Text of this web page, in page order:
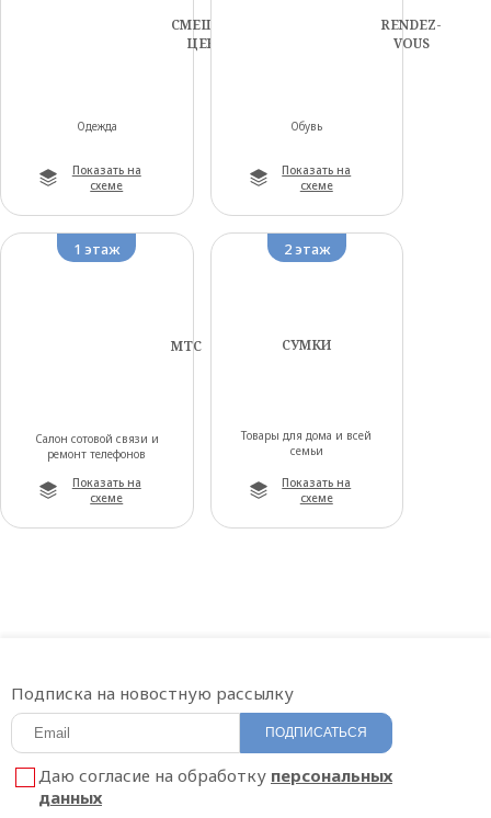
СМЕШНЫЕ
ЦЕНЫ
Одежда
Показать на
схеме
RENDEZ-
VOUS
Обувь
Показать на
схеме
1 этаж
МТС
Салон сотовой связи и
ремонт телефонов
Показать на
схеме
2 этаж
СУМКИ
Товары для дома и всей
семьи
Показать на
схеме
Подписка на новостную рассылку
ПОДПИСАТЬСЯ
Даю согласие на обработку персональных
данных